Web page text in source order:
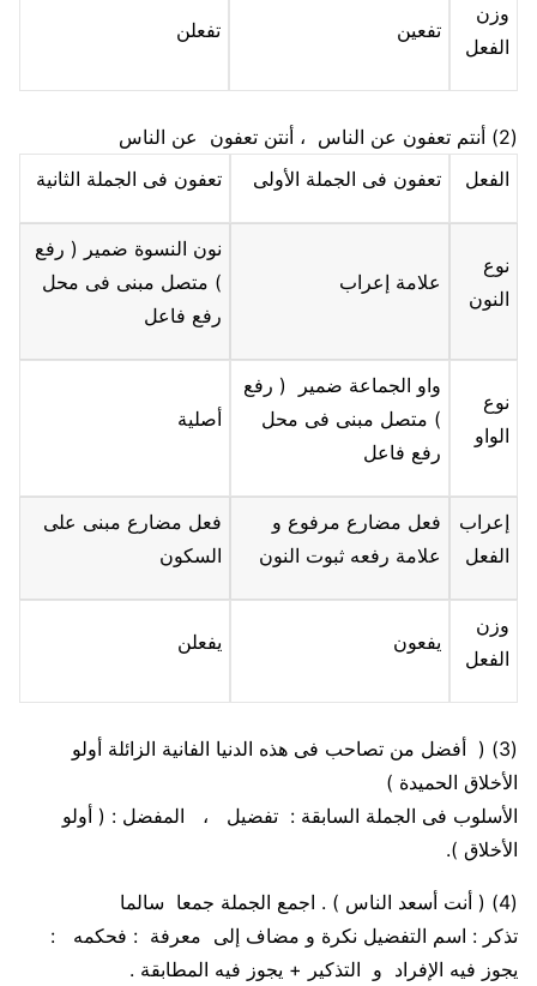
وزن
الفعل
تفعين تفعلن
(2) أنتم تعفون عن الناس ، أنتن تعفون عن الناس
الفعل
تعفون فى الجملة الأولى تعفون فى الجملة الثانية
نوع
النون
علامة إعراب
نون النسوة ضمير ( رفع
) متصل مبنى فى محل
رفع فاعل
نوع
الواو
واو الجماعة ضمير ( رفع
) متصل مبنى فى محل
رفع فاعل
أصلية
إعراب
الفعل
فعل مضارع مرفوع و
علامة رفعه ثبوت النون
فعل مضارع مبنى على
السكون
وزن
الفعل
يفعون يفعلن
(3)
( أفضل من تصاحب فى هذه الدنيا الفانية الزائلة أولو
الأخلاق الحميدة )
الأسلوب فى الجملة السابقة : تفضيل ، المفضل : ( أولو
الأخلاق )
.
(4)
( أنت أسعد الناس ) . اجمع الجملة جمعا سالما
تذكر : اسم التفضيل نكرة و مضاف إلى معرفة : فحكمه :
يجوز فيه الإفراد و التذكير + يجوز فيه المطابقة .